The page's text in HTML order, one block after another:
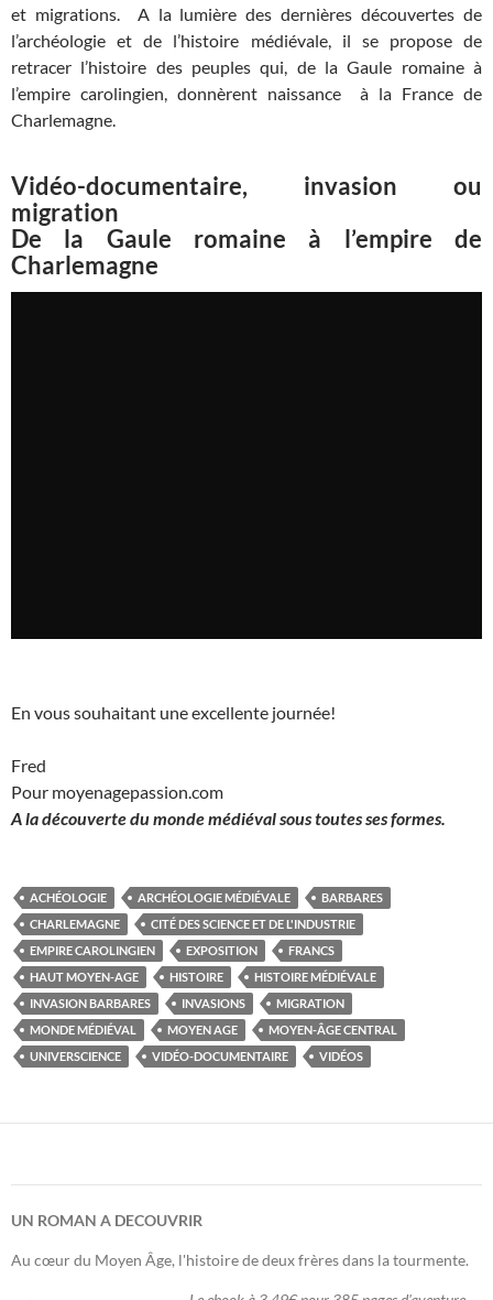
et migrations. A la lumière des dernières découvertes de
l’archéologie et de l’histoire médiévale, il se propose de
retracer l’histoire des peuples qui, de la Gaule romaine à
l’empire carolingien, donnèrent naissance à la France de
Charlemagne.
Vidéo-documentaire, invasion ou
migration
De la Gaule romaine à l’empire de
Charlemagne
En vous souhaitant une excellente journée!
Fred
Pour moyenagepassion.com
A la découverte du monde médiéval sous toutes ses formes.
ACHÉOLOGIE ARCHÉOLOGIE MÉDIÉVALE
BARBARES
CHARLEMAGNE
CITÉ DES SCIENCE ET DE L'INDUSTRIE
EMPIRE CAROLINGIEN
EXPOSITION
FRANCS
HAUT MOYEN-AGE
HISTOIRE
HISTOIRE MÉDIÉVALE
INVASION BARBARES
INVASIONS
MIGRATION
MONDE MÉDIÉVAL
MOYEN AGE
MOYEN-ÂGE CENTRAL
UNIVERSCIENCE
VIDÉO-DOCUMENTAIRE VIDÉOS
UN ROMAN A DECOUVRIR
Au cœur du Moyen Âge, l'histoire de deux frères dans la tourmente.